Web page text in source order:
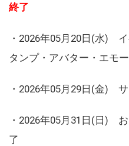
終了
・2026年05月20日(水)
タンプ・アバター・エモ
・2026年05月29日(金)
・2026年05月31日(日)
了